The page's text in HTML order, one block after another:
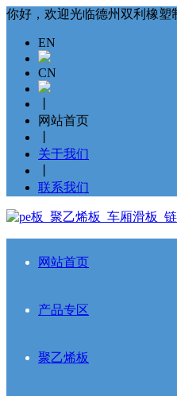
你好，欢迎光临德州双利橡塑
EN
CN
网站首页
关于我们
联系我们
网站首页
产品专区
聚乙烯板